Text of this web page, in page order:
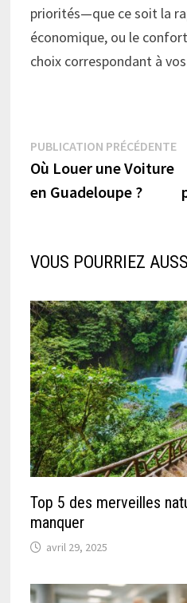
priorités—que ce soit la
économique, ou le
choix correspondant à
Navigation
de
PUBLICATION PRÉCÉDENTE
Où Louer une Voiture
en Guadeloupe ?
VOUS POURRIEZ
Top 5 des merveilles
manquer
avril 29, 2025